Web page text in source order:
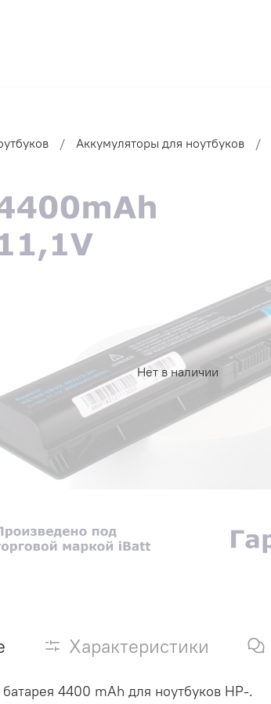
Аккумуляторы для ноутбуков
Нет в наличии
Характеристики
4400 mAh для ноутбуков HP-.